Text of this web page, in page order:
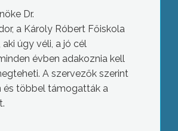
Dr.
a Károly Róbert Főiskola
úgy véli, a jó cél
évben adakoznia kell
A szervezők szerint
és többel támogatták a